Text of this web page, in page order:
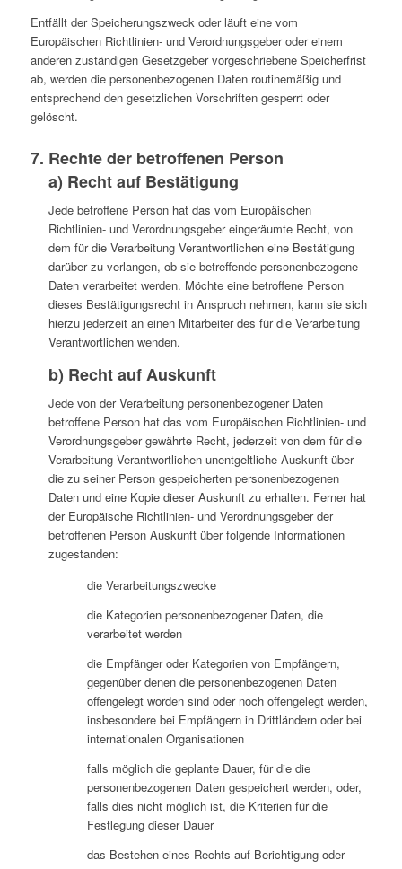
Entfällt der Speicherungszweck oder läuft eine vom
Europäischen Richtlinien- und Verordnungsgeber oder einem
anderen zuständigen Gesetzgeber vorgeschriebene Speicherfrist
ab, werden die personenbezogenen Daten routinemäßig und
entsprechend den gesetzlichen Vorschriften gesperrt oder
gelöscht.
7. Rechte der betroffenen Person
a) Recht auf Bestätigung
Jede betroffene Person hat das vom Europäischen
Richtlinien- und Verordnungsgeber eingeräumte Recht, von
dem für die Verarbeitung Verantwortlichen eine Bestätigung
darüber zu verlangen, ob sie betreffende personenbezogene
Daten verarbeitet werden. Möchte eine betroffene Person
dieses Bestätigungsrecht in Anspruch nehmen, kann sie sich
hierzu jederzeit an einen Mitarbeiter des für die Verarbeitung
Verantwortlichen wenden.
b) Recht auf Auskunft
Jede von der Verarbeitung personenbezogener Daten
betroffene Person hat das vom Europäischen Richtlinien- und
Verordnungsgeber gewährte Recht, jederzeit von dem für die
Verarbeitung Verantwortlichen unentgeltliche Auskunft über
die zu seiner Person gespeicherten personenbezogenen
Daten und eine Kopie dieser Auskunft zu erhalten. Ferner hat
der Europäische Richtlinien- und Verordnungsgeber der
betroffenen Person Auskunft über folgende Informationen
zugestanden:
die Verarbeitungszwecke
die Kategorien personenbezogener Daten, die
verarbeitet werden
die Empfänger oder Kategorien von Empfängern,
gegenüber denen die personenbezogenen Daten
offengelegt worden sind oder noch offengelegt werden,
insbesondere bei Empfängern in Drittländern oder bei
internationalen Organisationen
falls möglich die geplante Dauer, für die die
personenbezogenen Daten gespeichert werden, oder,
falls dies nicht möglich ist, die Kriterien für die
Festlegung dieser Dauer
das Bestehen eines Rechts auf Berichtigung oder